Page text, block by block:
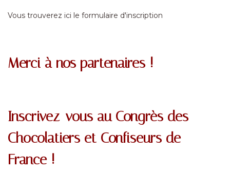
Vous trouverez ici le formulaire d'inscription
Merci à nos partenaires !
Inscrivez-vous au Congrès des
Chocolatiers et Confiseurs de
France !